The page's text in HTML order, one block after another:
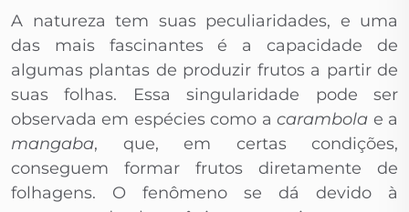
A natureza tem suas peculiaridades, e uma
das mais fascinantes é a capacidade de
algumas plantas de produzir frutos a partir de
suas folhas. Essa singularidade pode ser
observada em espécies como acarambola e a
mangaba, que, em certas condições,
conseguem formar frutos diretamente de
folhagens. O fenômeno se dá devido à